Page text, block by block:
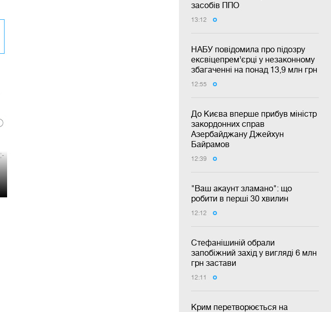
засобів ППО
13:12
НАБУ повідомила про підозру
ексвіцепрем’єрці у незаконному
збагаченні на понад 13,9 млн грн
12:55
До Києва вперше прибув міністр
закордонних справ
Азербайджану Джейхун
Байрамов
12:39
"Ваш акаунт зламано": що
робити в перші 30 хвилин
12:12
Стефанішиній обрали
запобіжний захід у вигляді 6 млн
грн застави
12:11
Крим перетворюється на